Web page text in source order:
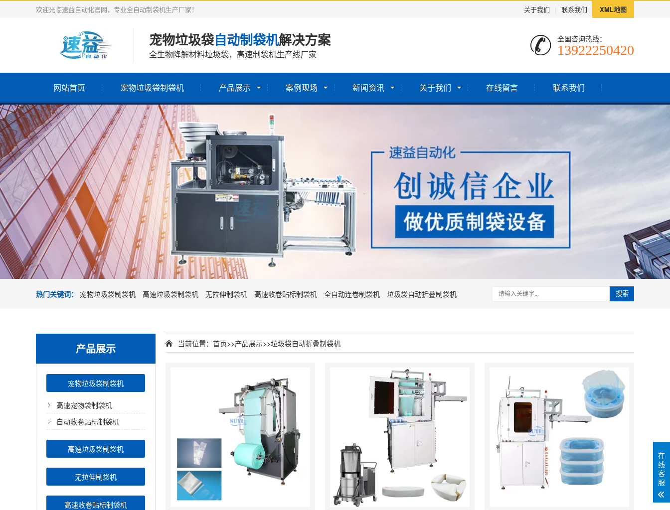
关于我们 联系我们 XML地图
欢迎光临速益自动化官网，专业全自动制袋机生产厂家！
宠物垃圾袋自动制袋机解决方案
全生物降解材料垃圾袋，高速制袋机生产线厂家
全国咨询热线：
13922250420
网站首页 宠物垃圾袋制袋机 产品展示 案例现场 新闻资讯 关于我们 在线留言 联系我们
热门关键词： 宠物垃圾袋制袋机 高速垃圾袋制袋机 无拉伸制袋机 高速收卷贴标制袋机 全自动连卷制袋机 垃圾袋自动折叠制袋机 搜索
产品展示
宠物垃圾袋制袋机
高速宠物袋制袋机
自动收卷贴标制袋机
高速垃圾袋制袋机
无拉伸制袋机
高速收卷贴标制袋机
当前位置： 首页>>产品展示>>垃圾袋自动折叠制袋机
在
线
客
服